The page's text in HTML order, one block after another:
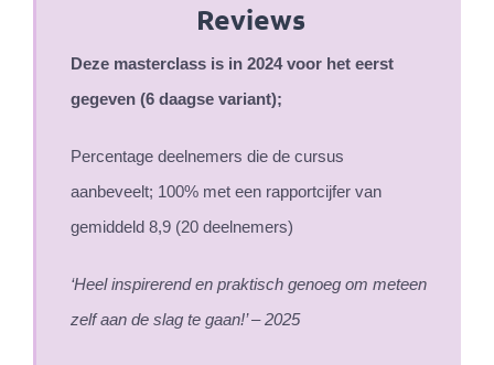
Reviews
Deze masterclass is in 2024 voor het eerst
gegeven (6 daagse variant);
Percentage deelnemers die de cursus
aanbeveelt; 100% met een rapportcijfer van
gemiddeld 8,9 (20 deelnemers)
‘Heel inspirerend en praktisch genoeg om meteen
zelf aan de slag te gaan!’ – 2025